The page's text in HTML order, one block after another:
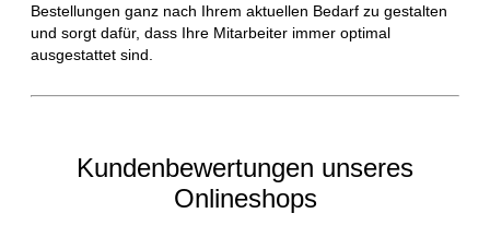
Bestellungen ganz nach Ihrem aktuellen Bedarf zu gestalten
und sorgt dafür, dass Ihre Mitarbeiter immer optimal
ausgestattet sind.
Kundenbewertungen unseres
Onlineshops